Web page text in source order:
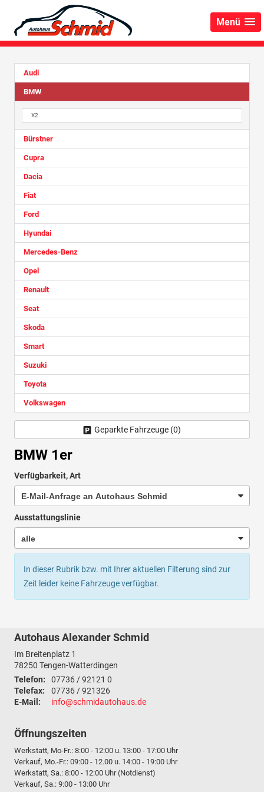
Menü
BMW 1er
Verfügbarkeit, Art
Ausstattungslinie
In dieser Rubrik bzw. mit Ihrer aktuellen Filterung sind zur
Zeit leider keine Fahrzeuge verfügbar.
Audi
BMW
X2
Bürstner
Cupra
Dacia
Fiat
Ford
Hyundai
Mercedes-Benz
Opel
Renault
Seat
Skoda
Smart
Suzuki
Toyota
Volkswagen
Geparkte Fahrzeuge (0)
Autohaus Alexander Schmid
Im Breitenplatz 1
78250 Tengen-Watterdingen
Telefon:
07736 / 92121 0
Telefax:
07736 / 921326
E-Mail:
info@schmidautohaus.de
Öffnungszeiten
Werkstatt, Mo-Fr.: 8:00 - 12:00 u. 13:00 - 17:00 Uhr
Verkauf, Mo.-Fr.: 09:00 - 12.00 u. 14:00 - 19:00 Uhr
Werkstatt, Sa.: 8:00 - 12:00 Uhr (Notdienst)
Verkauf, Sa.: 9:00 - 13:00 Uhr